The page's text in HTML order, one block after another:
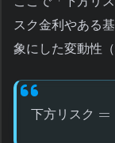
スク金利やある
象にした変動性
下方リ ス ク =